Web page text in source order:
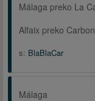
Málaga preko La
Alfaix preko
s: BlaBlaCar
Málaga